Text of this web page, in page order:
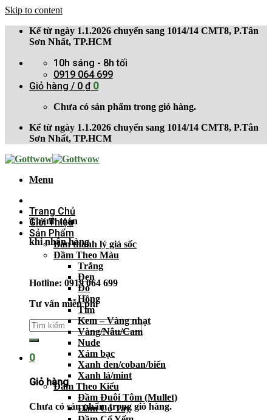
Skip to content
Kể từ ngày 1.1.2026 chuyển sang 1014/14 CMT8, P.Tân
Sơn Nhất, TP.HCM
10h sáng - 8h tối
0919 064 699
Giỏ hàng / 0 ₫ 0
Chưa có sản phẩm trong giỏ hàng.
Kể từ ngày 1.1.2026 chuyển sang 1014/14 CMT8, P.Tân
Sơn Nhất, TP.HCM
Menu
Thanh toán
khi nhận hàng
Hotline: 0919 064 699
Tư vấn miễn phí
0
Giỏ hàng
Chưa có sản phẩm trong giỏ hàng.
Trang Chủ
Giới Thiệu
Sản Phẩm
Bán thanh lý giá sốc
Đầm Theo Màu
Trắng
Đen
Đỏ
Hồng
Tím
Kem – Vàng nhạt
Vàng/Nâu/Cam
Nude
Xám bạc
Xanh đen/coban/biển
Xanh lá/mint
Đầm Theo Kiểu
Đầm Đuôi Tôm (Mullet)
Đầm Có Tay